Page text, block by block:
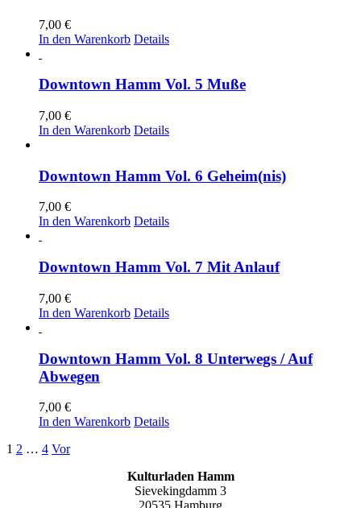
7,00 €
In den Warenkorb Details
Downtown Hamm Vol. 5 Muße
7,00 €
In den Warenkorb Details
Downtown Hamm Vol. 6 Geheim(nis)
7,00 €
In den Warenkorb Details
Downtown Hamm Vol. 7 Mit Anlauf
7,00 €
In den Warenkorb Details
Downtown Hamm Vol. 8 Unterwegs / Auf
Abwegen
7,00 €
In den Warenkorb Details
1 2 … 4 Vor
Kulturladen Hamm
Sievekingdamm 3